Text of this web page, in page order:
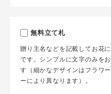
無料立て札
贈り主名などを記載してお花
です。シンプルに文字のみを
す（細かなデザインはフラワ
ーにより異なります）。